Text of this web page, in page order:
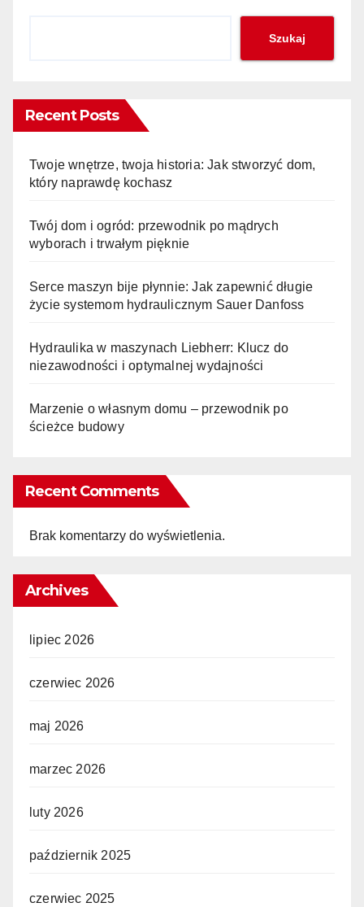
Szukaj
Recent Posts
Twoje wnętrze, twoja historia: Jak stworzyć dom,
który naprawdę kochasz
Twój dom i ogród: przewodnik po mądrych
wyborach i trwałym pięknie
Serce maszyn bije płynnie: Jak zapewnić długie
życie systemom hydraulicznym Sauer Danfoss
Hydraulika w maszynach Liebherr: Klucz do
niezawodności i optymalnej wydajności
Marzenie o własnym domu – przewodnik po
ścieżce budowy
Recent Comments
Brak komentarzy do wyświetlenia.
Archives
lipiec 2026
czerwiec 2026
maj 2026
marzec 2026
luty 2026
październik 2025
czerwiec 2025